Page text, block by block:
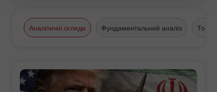
Аналітичні огляди Фундаментальний аналіз